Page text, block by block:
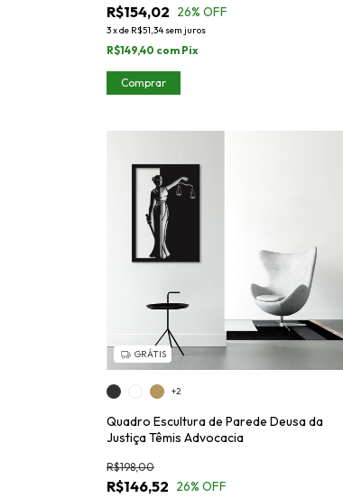
R$154,02 26% OFF
3xde R$51,34 sem juros
R$149,40 com Pix
Comprar
GRÁTIS
Quadro Escultura de Parede Deusa da
Justiça Têmis Advocacia
R$146,52
R$198,00
26% OFF
+2